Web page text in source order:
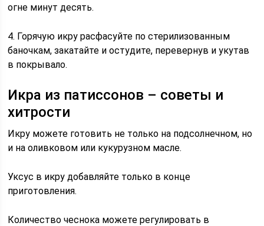
огне минут десять.
4. Горячую икру расфасуйте по стерилизованным
баночкам, закатайте и остудите, перевернув и укутав
в покрывало.
Икра из патиссонов – советы и
хитрости
Икру можете готовить не только на подсолнечном, но
и на оливковом или кукурузном масле.
Уксус в икру добавляйте только в конце
приготовления.
Количество чеснока можете регулировать в